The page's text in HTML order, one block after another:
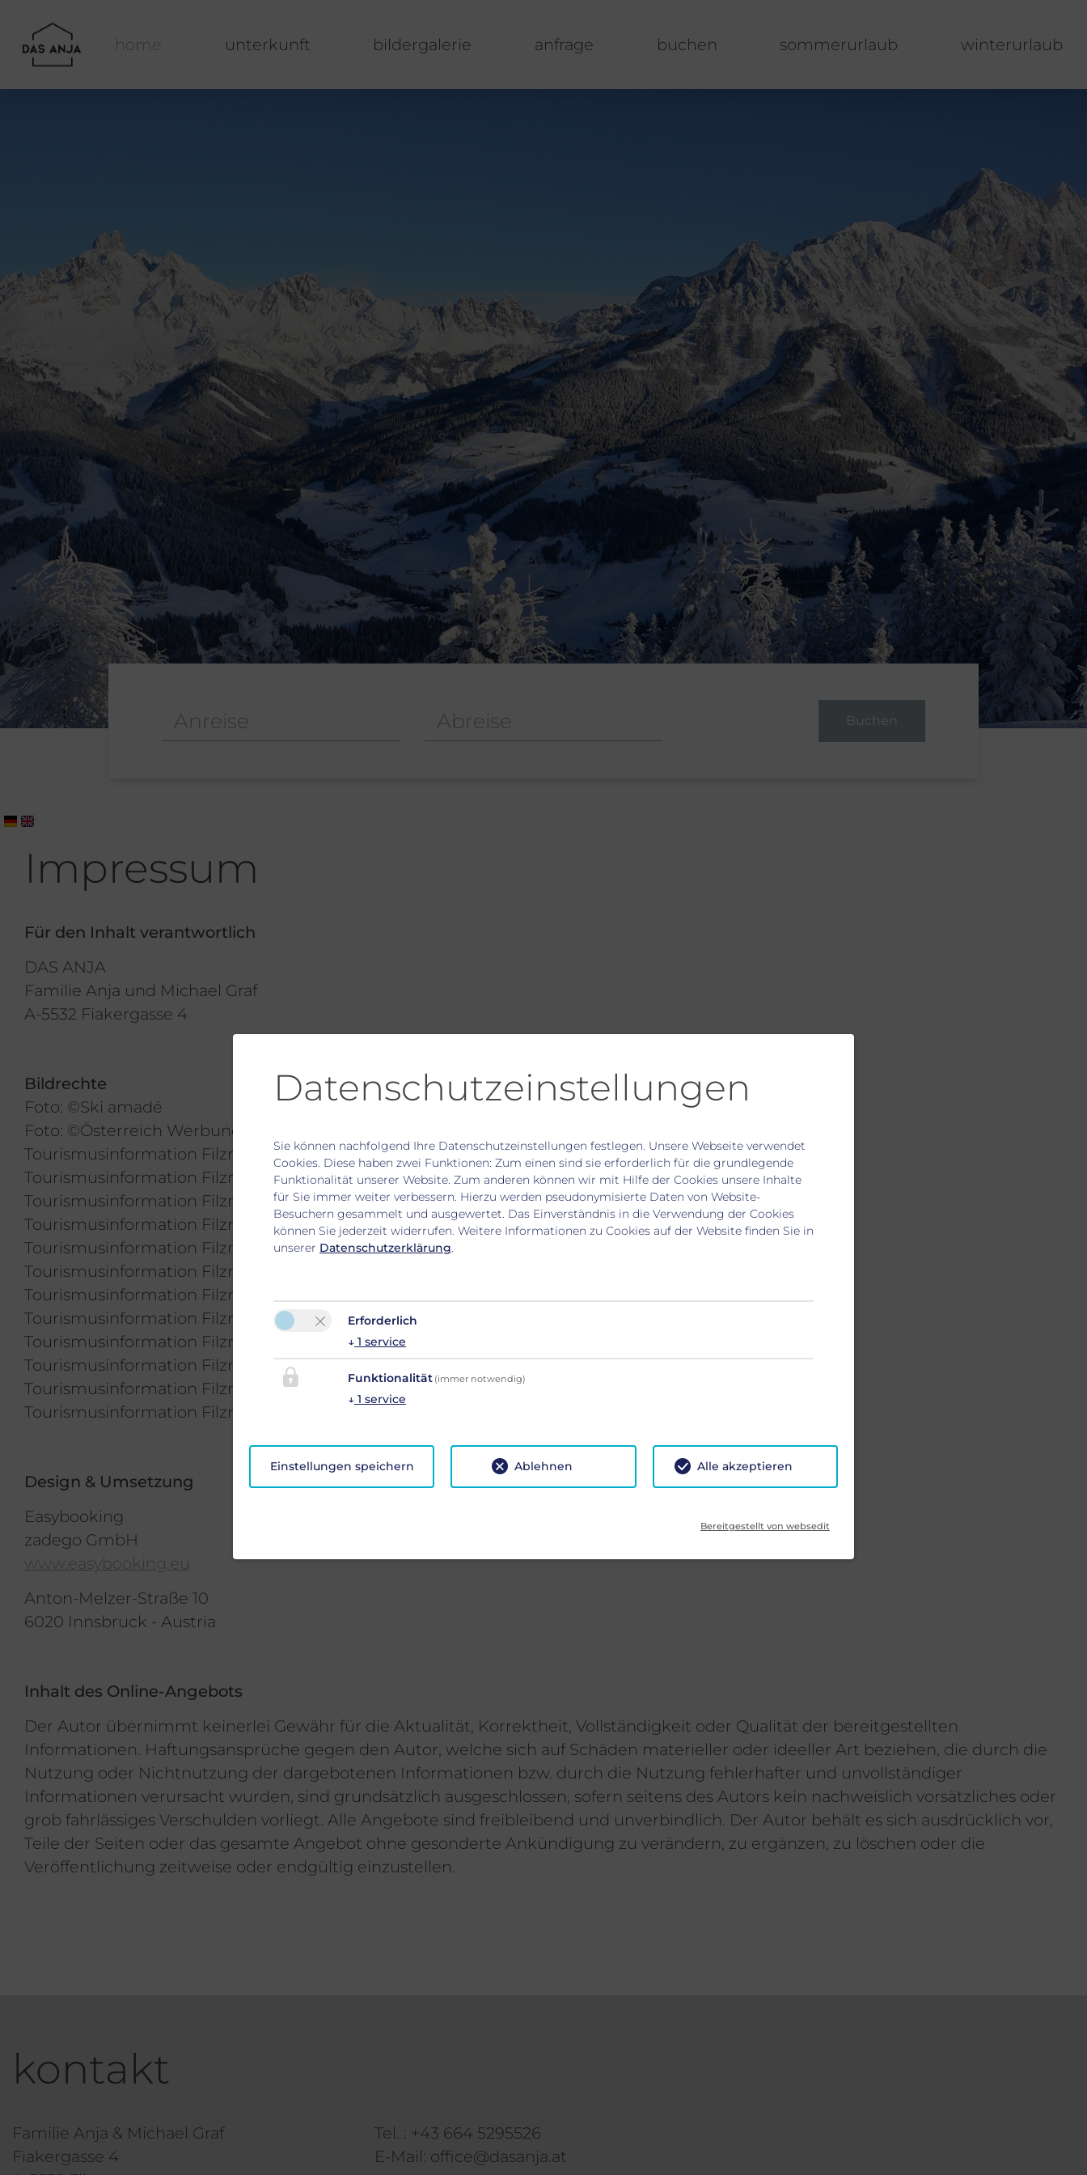
home unterkunft bildergalerie anfrage buchen sommerurlaub winterurlaub
Impressum
Für den Inhalt verantwortlich
DAS ANJA
Familie Anja und Michael Graf
A-5532 Fiakergasse 4
Bildrechte
Foto: ©Ski amadé
Foto: ©Österreich Werbung
Tourismusinformation Filzmoos / Coen Weesjes
Tourismusinformation Filzmoos / Ikarus, Tom Lamm
Tourismusinformation Filzmoos / Herbert Raffalt
Tourismusinformation Filzmoos / Stiegler Thomas
Tourismusinformation Filzmoos / Bennei Bos
Tourismusinformation Filzmoos / Pritz
Tourismusinformation Filzmoos / Heinz Sudra
Tourismusinformation Filzmoos / Herbert Raffalt
Tourismusinformation Filzmoos / Hans Huber
Tourismusinformation Filzmoos / Andreas Kocher
Tourismusinformation Filzmoos / Barbara Thomys
Tourismusinformation Filzmoos / Sepp Mallaun
Design & Umsetzung
Easybooking
zadego GmbH
www.easybooking.eu
Anton-Melzer-Straße 10
6020 Innsbruck - Austria
Inhalt des Online-Angebots
Der Autor übernimmt keinerlei Gewähr für die Aktualität, Korrektheit, Vollständigkeit oder Qualität der bereitgestellten
Informationen. Haftungsansprüche gegen den Autor, welche sich auf Schäden materieller oder ideeller Art beziehen, die durch die
Nutzung oder Nichtnutzung der dargebotenen Informationen bzw. durch die Nutzung fehlerhafter und unvollständiger
Informationen verursacht wurden, sind grundsätzlich ausgeschlossen, sofern seitens des Autors kein nachweislich vorsätzliches oder
grob fahrlässiges Verschulden vorliegt. Alle Angebote sind freibleibend und unverbindlich. Der Autor behält es sich ausdrücklich vor,
Teile der Seiten oder das gesamte Angebot ohne gesonderte Ankündigung zu verändern, zu ergänzen, zu löschen oder die
Veröffentlichung zeitweise oder endgültig einzustellen.
kontakt
Familie Anja & Michael Graf
Fiakergasse 4
Tel. : +43 664 5295526
E-Mail: office@dasanja.at
Datenschutzeinstellungen
Sie können nachfolgend Ihre Datenschutzeinstellungen festlegen. Unsere Webseite verwendet
Cookies. Diese haben zwei Funktionen: Zum einen sind sie erforderlich für die grundlegende
Funktionalität unserer Website. Zum anderen können wir mit Hilfe der Cookies unsere Inhalte
für Sie immer weiter verbessern. Hierzu werden pseudonymisierte Daten von Website-
Besuchern gesammelt und ausgewertet. Das Einverständnis in die Verwendung der Cookies
können Sie jederzeit widerrufen. Weitere Informationen zu Cookies auf der Website finden Sie in
unserer Datenschutzerklärung.
Erforderlich
↓ 1 service
Funktionalität (immer notwendig)
↓ 1 service
Ablehnen
Einstellungen speichern Alle akzeptieren
Bereitgestellt von websedit